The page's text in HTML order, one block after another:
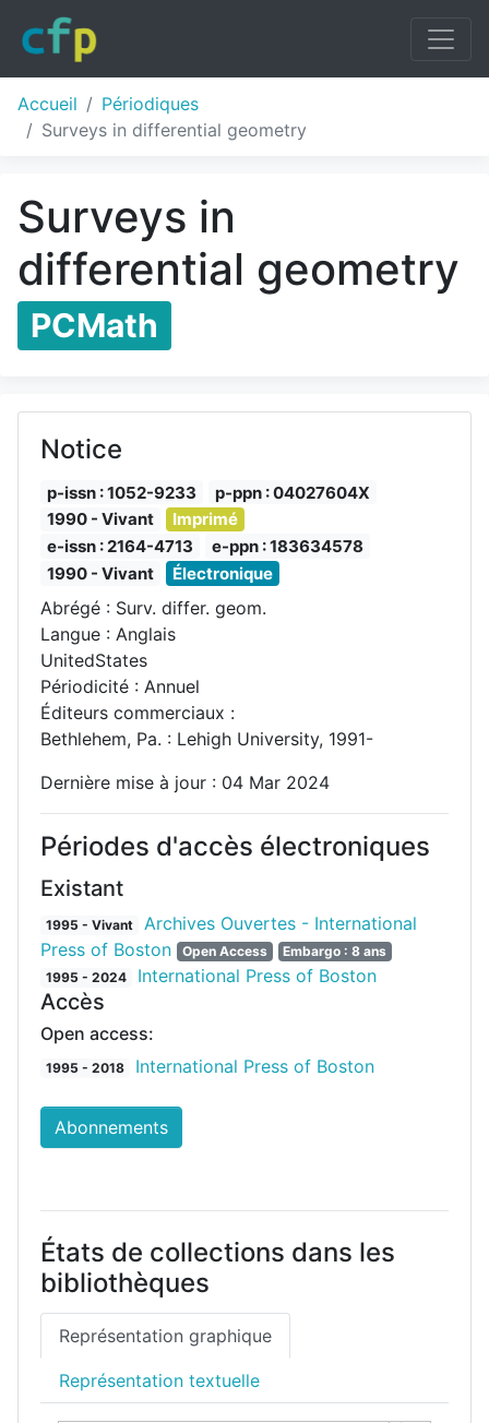
Accueil
Périodiques
Surveys in differential geometry
Surveys in
differential geometry
PCMath
Notice
p-issn : 1052-9233
p-ppn : 04027604X
1990 - Vivant
Imprimé
e-issn : 2164-4713
e-ppn : 183634578
1990 - Vivant
Électronique
Abrégé : Surv. differ. geom.
Langue : Anglais
UnitedStates
Périodicité : Annuel
Éditeurs commerciaux :
Bethlehem, Pa. : Lehigh University, 1991-
Dernière mise à jour : 04 Mar 2024
Périodes d'accès électroniques
Existant
1995 - Vivant
Archives Ouvertes - International
Press of Boston
Open Access
Embargo : 8 ans
1995 - 2024
International Press of Boston
Accès
Open access:
1995 - 2018 International Press of Boston
Abonnements
États de collections dans les
bibliothèques
Représentation graphique
Représentation textuelle